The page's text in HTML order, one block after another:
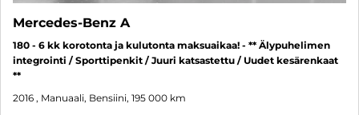
Mercedes-Benz A
180 - 6 kk korotonta ja kulutonta maksuaikaa! - ** Älypuhelimen
integrointi / Sporttipenkit / Juuri katsastettu / Uudet kesärenkaat
**
2016 , Manuaali, Bensiini, 195 000 km